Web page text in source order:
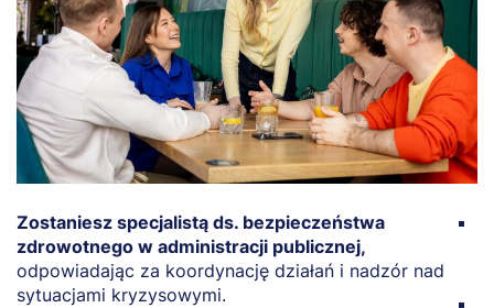
Zostaniesz specjalistą ds. bezpieczeństwa
zdrowotnego w administracji publicznej,
odpowiadając za koordynację działań i nadzór nad
sytuacjami kryzysowymi.